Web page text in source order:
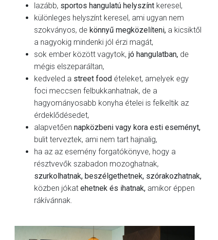
lazább, sportos hangulatú helyszínt keresel,
különleges helyszínt keresel, ami ugyan nem
szokványos, de könnyű megközelíteni, a kicsiktől
a nagyokig mindenki jól érzi magát,
sok ember között vagytok, jó hangulatban, de
mégis elszeparáltan,
kedveled a street food ételeket, amelyek egy
foci meccsen felbukkanhatnak, de a
hagyományosabb konyha ételei is felkeltik az
érdeklődésedet,
alapvetően napközbeni vagy kora esti eseményt,
bulit terveztek, ami nem tart hajnalig,
ha az az esemény forgatókönyve, hogy a
résztvevők szabadon mozoghatnak,
szurkolhatnak, beszélgethetnek, szórakozhatnak,
közben jókat ehetnek és ihatnak, amikor éppen
rákívánnak.